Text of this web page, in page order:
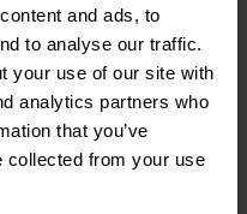
and ads, to
to analyse our traffic.
your use of our site with
analytics partners who
that you’ve
collected from your use
deler engasjementet
sier Cecilia
for Swecos ambisjon om
arbeidsgiver og for